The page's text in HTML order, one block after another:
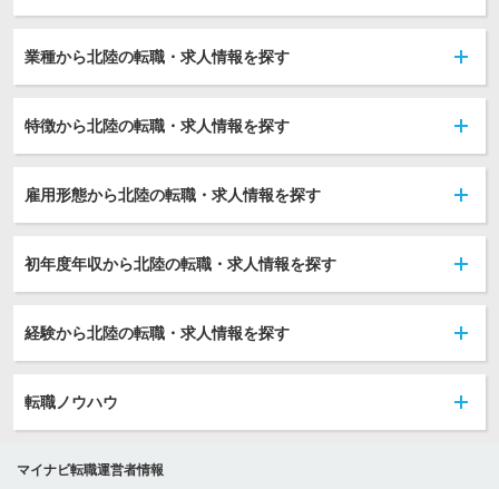
業種から北陸の転職・求人情報を探す
特徴から北陸の転職・求人情報を探す
雇用形態から北陸の転職・求人情報を探す
初年度年収から北陸の転職・求人情報を探す
経験から北陸の転職・求人情報を探す
転職ノウハウ
マイナビ転職運営者情報